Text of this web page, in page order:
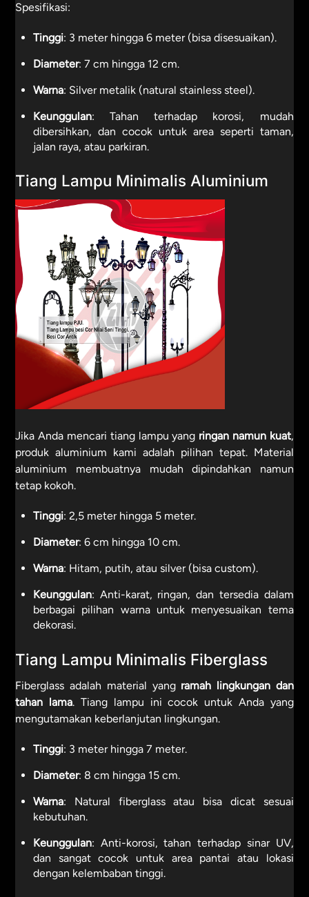
Spesifikasi:
Tinggi: 3 meter hingga 6 meter (bisa disesuaikan).
Diameter: 7 cm hingga 12 cm.
Warna: Silver metalik (natural stainless steel).
Keunggulan: Tahan terhadap korosi, mudah
dibersihkan, dan cocok untuk area seperti taman,
jalan raya, atau parkiran.
Tiang Lampu Minimalis Aluminium
Jika Anda mencari tiang lampu yang ringan namun kuat,
produk aluminium kami adalah pilihan tepat. Material
aluminium membuatnya mudah dipindahkan namun
tetap kokoh.
Tinggi: 2,5 meter hingga 5 meter.
Diameter: 6 cm hingga 10 cm.
Warna: Hitam, putih, atau silver (bisa custom).
Keunggulan: Anti-karat, ringan, dan tersedia dalam
berbagai pilihan warna untuk menyesuaikan tema
dekorasi.
Tiang Lampu Minimalis Fiberglass
Fiberglass adalah material yang ramah lingkungan dan
tahan lama. Tiang lampu ini cocok untuk Anda yang
mengutamakan keberlanjutan lingkungan.
Tinggi: 3 meter hingga 7 meter.
Diameter: 8 cm hingga 15 cm.
Warna: Natural fiberglass atau bisa dicat sesuai
kebutuhan.
Keunggulan: Anti-korosi, tahan terhadap sinar UV,
dan sangat cocok untuk area pantai atau lokasi
dengan kelembaban tinggi.